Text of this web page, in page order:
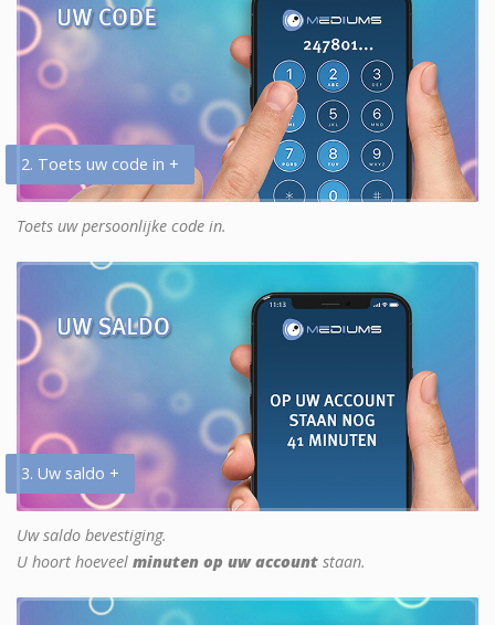
2. Toets uw code in +
Toets uw persoonlijke code in.
3. Uw saldo +
Uw saldo bevestiging.
U hoort hoeveel minuten op uw account staan.